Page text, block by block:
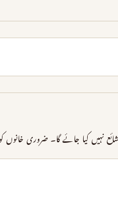
نہیں کیا جائے گا۔ ضروری خانوں کو